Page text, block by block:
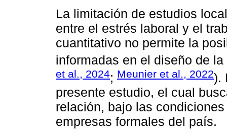
La limitación de estudios
entre el estrés laboral y el
cuantitativo no permite la
informadas en el diseño de
et al., 2024; Meunier et al., 2022).
presente estudio, el cual
relación, bajo las
empresas formales del país.